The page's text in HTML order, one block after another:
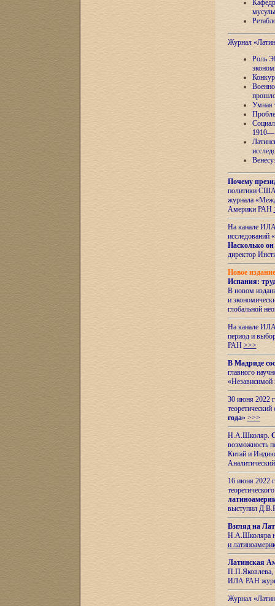
Журнал
Роль
Умная
Почему
политики США
журнала
Америки РАН
На канале ИЛА
исследований «
Насколько он
директор
Новое
Испания:
В новом
и
глобальной
На канале
период и
РАН >>>
В Мадриде
главного
«Независимой
30 июня 2022
года» >>>
Н.А.Школяр.
возможность
Китай и
16 июня 2022
выступил
Взгляд на
Н.А.Школяра
и
Латинская
П.П.Яковлева,
ИЛА РАН
Журнал